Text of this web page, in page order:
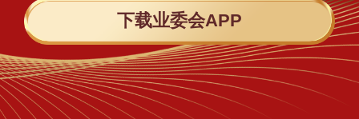
下载业委会APP